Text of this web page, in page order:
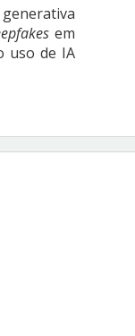
em
uso de IA